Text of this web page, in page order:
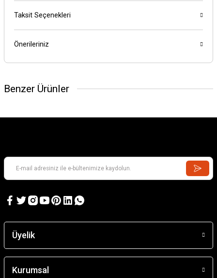
Taksit Seçenekleri
Önerileriniz
Benzer Ürünler
Çubuk Menteşe (D2,5×L48mm) (4 adet)
Üyelik
Kurumsal